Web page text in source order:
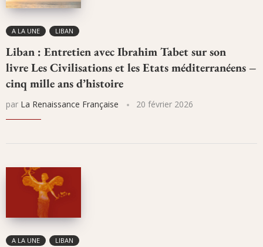
A LA UNE LIBAN
Liban : Entretien avec Ibrahim Tabet sur son
livre Les Civilisations et les Etats méditerranéens –
cinq mille ans d’histoire
par La Renaissance Française 20 février 2026
A LA UNE LIBAN